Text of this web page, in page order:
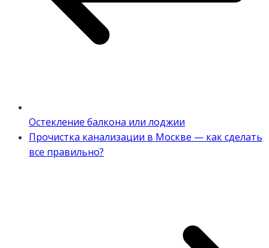
Остекление балкона или лоджии
Прочистка канализации в Москве — как сделать
все правильно?